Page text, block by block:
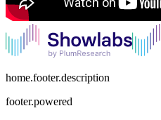
home.footer.description
footer.powered